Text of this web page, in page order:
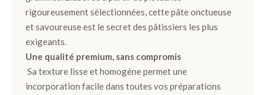
rigoureusement sélectionnées, cette pâte onctueuse
et savoureuse est le secret des pâtissiers les plus
exigeants.
Une qualité premium, sans compromis
Sa texture lisse et homogène permet une
incorporation facile dans toutes vos préparations